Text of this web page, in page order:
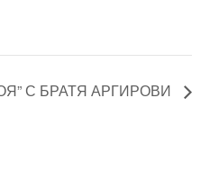
С БРАТЯ АРГИРОВИ